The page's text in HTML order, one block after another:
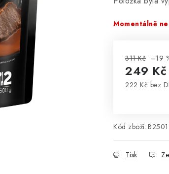
Momentálně
311 Kč –19
249 Kč
222 Kč bez
Kód zboží: B2501
Tisk